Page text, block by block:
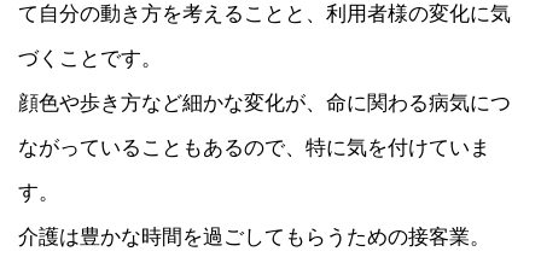
て自分の動き方を考えることと、利用者様の変化に気
づくことです。
顔色や歩き方など細かな変化が、命に関わる病気につ
ながっていることもあるので、特に気を付けていま
す。
介護は豊かな時間を過ごしてもらうための接客業。